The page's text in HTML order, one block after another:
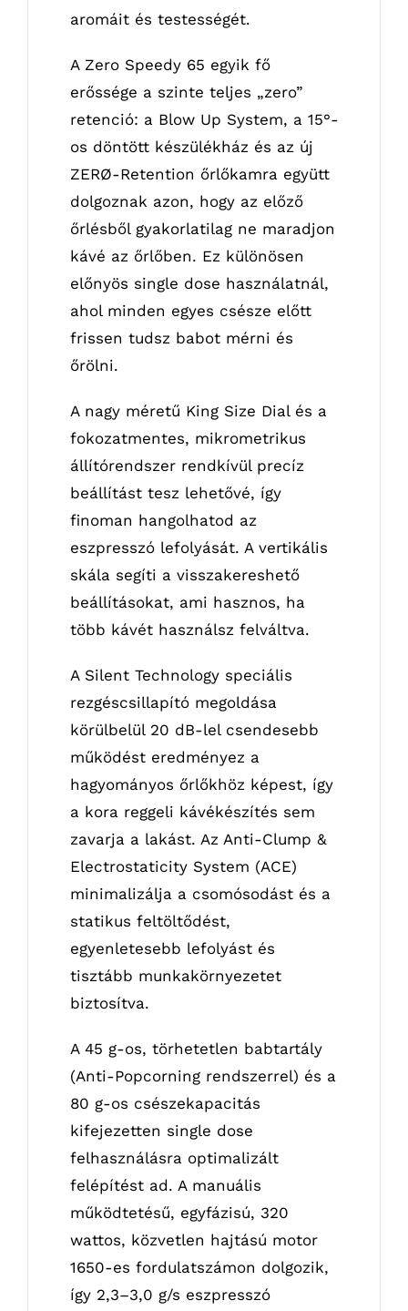
aromáit és testességét.
A Zero Speedy 65 egyik fő
erőssége a szinte teljes „zero”
retenció: a Blow Up System, a 15°-
os döntött készülékház és az új
ZERØ-Retention őrlőkamra együtt
dolgoznak azon, hogy az előző
őrlésből gyakorlatilag ne maradjon
kávé az őrlőben. Ez különösen
előnyös single dose használatnál,
ahol minden egyes csésze előtt
frissen tudsz babot mérni és
őrölni.
A nagy méretű King Size Dial és a
fokozatmentes, mikrometrikus
állítórendszer rendkívül precíz
beállítást tesz lehetővé, így
finoman hangolhatod az
eszpresszó lefolyását. A vertikális
skála segíti a visszakereshető
beállításokat, ami hasznos, ha
több kávét használsz felváltva.
A Silent Technology speciális
rezgéscsillapító megoldása
körülbelül 20 dB-lel csendesebb
működést eredményez a
hagyományos őrlőkhöz képest, így
a kora reggeli kávékészítés sem
zavarja a lakást. Az Anti-Clump &
Electrostaticity System (ACE)
minimalizálja a csomósodást és a
statikus feltöltődést,
egyenletesebb lefolyást és
tisztább munkakörnyezetet
biztosítva.
A 45 g-os, törhetetlen babtartály
(Anti-Popcorning rendszerrel) és a
80 g-os csészekapacitás
kifejezetten single dose
felhasználásra optimalizált
felépítést ad. A manuális
működtetésű, egyfázisú, 320
wattos, közvetlen hajtású motor
1650-es fordulatszámon dolgozik,
így 2,3–3,0 g/s eszpresszó